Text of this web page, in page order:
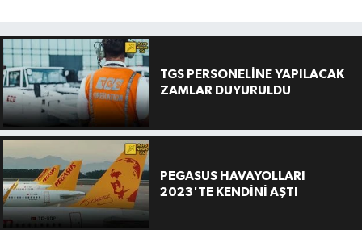
TGS PERSONELİNE YAPILACAK
ZAMLAR DUYURULDU
PEGASUS HAVAYOLLARI
2023'TE KENDİNİ AŞTI